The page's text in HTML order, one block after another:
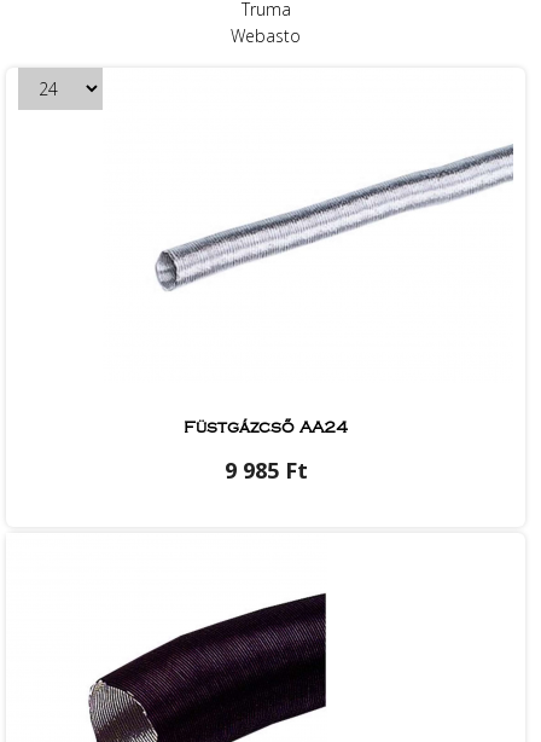
Truma
Webasto
Füstgázcső AA24
9 985 Ft